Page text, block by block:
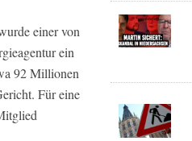
einer von
ein
92 Millionen
Für eine